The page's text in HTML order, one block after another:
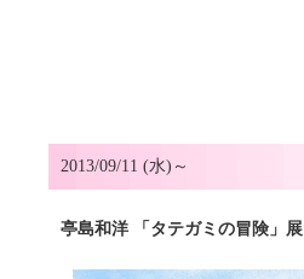
2013/09/11 (水)～
亭島和洋 「タテガミの冒険」展